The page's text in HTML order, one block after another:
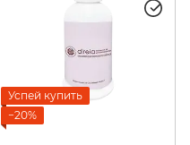
Успей купить
−20%